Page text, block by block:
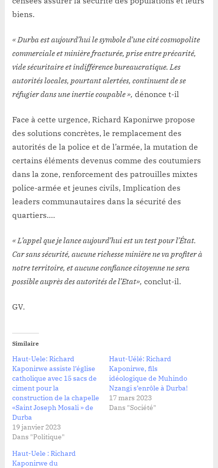
biens.
« Durba est aujourd’hui le symbole d’une cité cosmopolite
commerciale et minière fracturée, prise entre précarité,
vide sécuritaire et indifférence bureaucratique. Les
autorités locales, pourtant alertées, continuent de se
réfugier dans une inertie coupable », dénonce t-il
Face à cette urgence, Richard Kaponirwe propose
des solutions concrètes, le remplacement des
autorités de la police et de l’armée, la mutation de
certains éléments devenus comme des coutumiers
dans la zone, renforcement des patrouilles mixtes
police-armée et jeunes civils, Implication des
leaders communautaires dans la sécurité des
quartiers….
« L’appel que je lance aujourd’hui est un test pour l’État.
Car sans sécurité, aucune richesse minière ne va profiter à
notre territoire, et aucune confiance citoyenne ne sera
possible auprès des autorités de l’Etat», conclut-il.
GV.
Similaire
Haut-Uele: Richard
Kaponirwe assiste l’église
catholique avec 15 sacs de
ciment pour la
construction de la chapelle
«Saint Joseph Mosali » de
Durba
19 janvier 2023
Dans "Politique"
Haut-Uélé: Richard
Kaponirwe, fils
idéologique de Muhindo
Nzangi s’enrôle à Durba!
17 mars 2023
Dans "Société"
Haut-Uele : Richard
Kaponirwe du